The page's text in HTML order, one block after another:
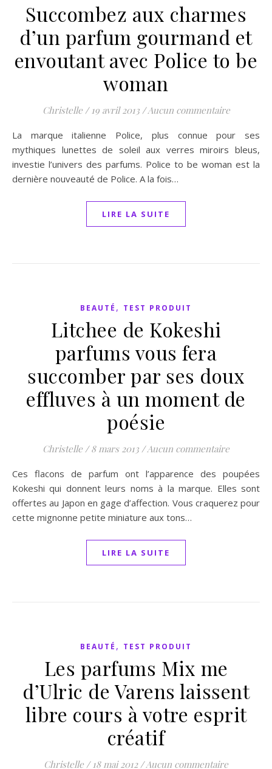
Succombez aux charmes
d’un parfum gourmand et
envoutant avec Police to be
woman
Christelle / 19 avril 2013 /Aucun commentaire
La marque italienne Police, plus connue pour ses
mythiques lunettes de soleil aux verres miroirs bleus,
investie l’univers des parfums. Police to be woman est la
dernière nouveauté de Police. A la fois…
LIRE LA SUITE
BEAUTÉ , TEST PRODUIT
Litchee de Kokeshi
parfums vous fera
succomber par ses doux
effluves à un moment de
poésie
Christelle / 8 mars 2013 /Aucun commentaire
Ces flacons de parfum ont l’apparence des poupées
Kokeshi qui donnent leurs noms à la marque. Elles sont
offertes au Japon en gage d’affection. Vous craquerez pour
cette mignonne petite miniature aux tons…
LIRE LA SUITE
BEAUTÉ , TEST PRODUIT
Les parfums Mix me
d’Ulric de Varens laissent
libre cours à votre esprit
créatif
Christelle / 18 mai 2012 /Aucun commentaire